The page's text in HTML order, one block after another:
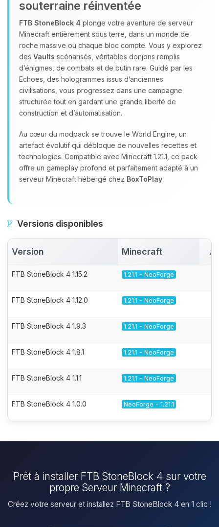
souterraine réinventée
FTB StoneBlock 4 plonge votre aventure de serveur
Minecraft entièrement sous terre, dans un monde de
roche massive où chaque bloc compte. Vous y explorez
des Vaults scénarisés, véritables donjons remplis
d’énigmes, de combats et de butin rare. Guidé par les
Echoes, des hologrammes issus d’anciennes
civilisations, vous progressez dans une campagne
structurée tout en gardant une grande liberté de
construction et d’automatisation.
Au cœur du modpack se trouve le World Engine, un
artefact évolutif qui débloque de nouvelles recettes et
technologies. Compatible avec Minecraft 1.21.1, ce pack
offre un gameplay profond et parfaitement adapté à un
serveur Minecraft hébergé chez BoxToPlay.
Versions disponibles
Version Minecraft
FTB StoneBlock 4 1.15.2 1.21.1 - NeoForge
FTB StoneBlock 4 1.12.0 1.21.1 - NeoForge
FTB StoneBlock 4 1.9.3 1.21.1 - NeoForge
FTB StoneBlock 4 1.8.1 1.21.1 - NeoForge
FTB StoneBlock 4 1.1.1 1.21.1 - NeoForge
FTB StoneBlock 4 1.0.0 NeoForge - 1.21.1
Prêt à installer FTB StoneBlock 4 sur votre
propre Serveur Minecraft ?
Créez votre serveur et installez FTB StoneBlock 4 en 1 clic !